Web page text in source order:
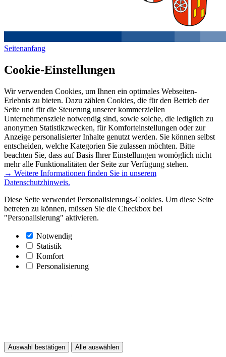
Seitenanfang
Cookie-Einstellungen
Wir verwenden Cookies, um Ihnen ein optimales Webseiten-
Erlebnis zu bieten. Dazu zählen Cookies, die für den Betrieb der
Seite und für die Steuerung unserer kommerziellen
Unternehmensziele notwendig sind, sowie solche, die lediglich zu
anonymen Statistikzwecken, für Komforteinstellungen oder zur
Anzeige personalisierter Inhalte genutzt werden. Sie können selbst
entscheiden, welche Kategorien Sie zulassen möchten. Bitte
beachten Sie, dass auf Basis Ihrer Einstellungen womöglich nicht
mehr alle Funktionalitäten der Seite zur Verfügung stehen.
→ Weitere Informationen finden Sie in unserem
Datenschutzhinweis.
Diese Seite verwendet Personalisierungs-Cookies. Um diese Seite
betreten zu können, müssen Sie die Checkbox bei
"Personalisierung" aktivieren.
Notwendig
Statistik
Komfort
Personalisierung
Auswahl bestätigen Alle auswählen